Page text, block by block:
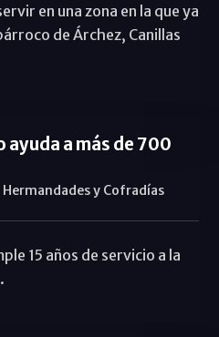
en una zona en la que ya
de Árchez, Canillas
ayuda a más de 700
Hermandades y Cofradías
15 años de servicio a la